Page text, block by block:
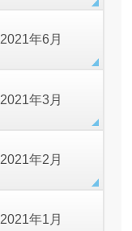
2021年6月
2021年3月
2021年2月
2021年1月